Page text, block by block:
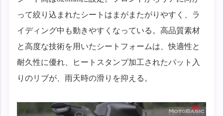
って絞り込まれたシートはまがまたがりやすく、ラ
イディング中も動きやすくなっている。高品質素材
と高度な技術を用いたシートフォームは、快適性と
耐久性に優れ、ヒートスタンプ加工されたパット入
りのリブが、雨天時の滑りを抑える。